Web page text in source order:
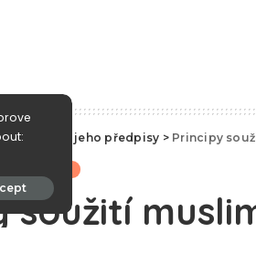
právo a jeho předpisy > Principy
soužití